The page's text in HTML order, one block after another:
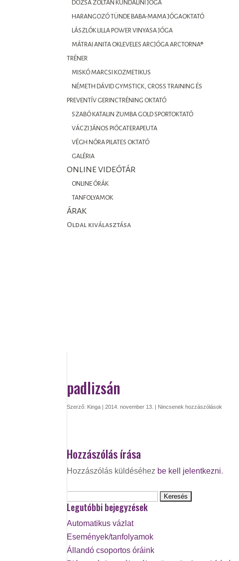
DÓZSA ZOLTÁN KUNDALINI JÓGA
HARANGOZÓ TÜNDE BABA-MAMA JÓGAOKTATÓ
LÁSZLÓK LILLA POWER VINYASA JÓGA
MÁTRAI ANITA OKLEVELES ARCJÓGA ARCTORNA®
TRÉNER
MISKÓ MARCSI KOZMETIKUS
NÉMETH DÁVID GYMSTICK, CROSS TRAINING ÉS
PREVENTÍV GERINCTRÉNING OKTATÓ
SZABÓ KATALIN ZUMBA GOLD SPORTOKTATÓ
VÁCZI JÁNOS PIÓCATERAPEUTA
VÉGH NÓRA PILATES OKTATÓ
GALÉRIA
ONLINE VIDEÓTÁR
ONLINE ÓRÁK
TANFOLYAMOK
ÁRAK
Oldal kiválasztása
padlizsán
Szerző: Kinga |2014. november 13. | Nincsenek hozzászólások
Hozzászólás írása
Hozzászólás küldéséhez be kell jelentkezni.
Legutóbbi bejegyzések
Automatikus vázlat
Események/tanfolyamok
Állandó csoportos óráink